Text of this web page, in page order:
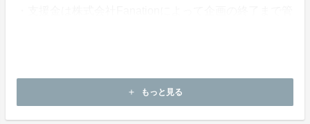
所等へのお問い合わせはご遠慮願います。
add もっと見る